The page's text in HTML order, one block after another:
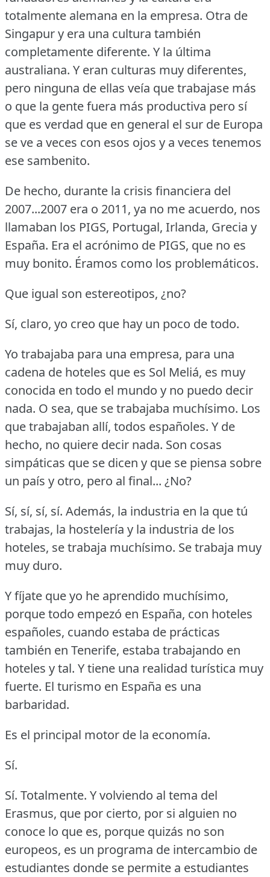
totalmente alemana en la empresa. Otra de
Singapur y era una cultura también
completamente diferente. Y la última
australiana. Y eran culturas muy diferentes,
pero ninguna de ellas veía que trabajase más
o que la gente fuera más productiva pero sí
que es verdad que en general el sur de Europa
se ve a veces con esos ojos y a veces tenemos
ese sambenito.
De hecho, durante la crisis financiera del
2007...2007 era o 2011, ya no me acuerdo, nos
llamaban los PIGS, Portugal, Irlanda, Grecia y
España. Era el acrónimo de PIGS, que no es
muy bonito. Éramos como los problemáticos.
Que igual son estereotipos, ¿no?
Sí, claro, yo creo que hay un poco de todo.
Yo trabajaba para una empresa, para una
cadena de hoteles que es Sol Meliá, es muy
conocida en todo el mundo y no puedo decir
nada. O sea, que se trabajaba muchísimo. Los
que trabajaban allí, todos españoles. Y de
hecho, no quiere decir nada. Son cosas
simpáticas que se dicen y que se piensa sobre
un país y otro, pero al final... ¿No?
Sí, sí, sí, sí. Además, la industria en la que tú
trabajas, la hostelería y la industria de los
hoteles, se trabaja muchísimo. Se trabaja muy
muy duro.
Y fíjate que yo he aprendido muchísimo,
porque todo empezó en España, con hoteles
españoles, cuando estaba de prácticas
también en Tenerife, estaba trabajando en
hoteles y tal. Y tiene una realidad turística muy
fuerte. El turismo en España es una
barbaridad.
Es el principal motor de la economía.
Sí.
Sí. Totalmente. Y volviendo al tema del
Erasmus, que por cierto, por si alguien no
conoce lo que es, porque quizás no son
europeos, es un programa de intercambio de
estudiantes donde se permite a estudiantes